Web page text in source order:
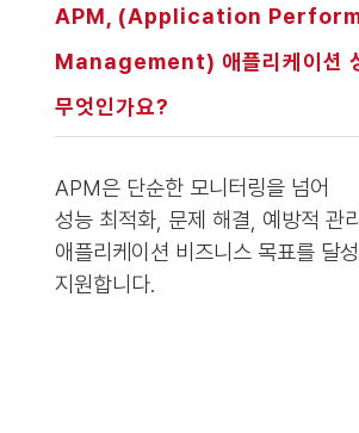
APM, (Application
Management) 애플리케이션
무엇인가요?
APM은 단순한 모니터링을 넘어
성능 최적화, 문제 해결, 예방적 관
애플리케이션 비즈니스 목표를 달
지원합니다.